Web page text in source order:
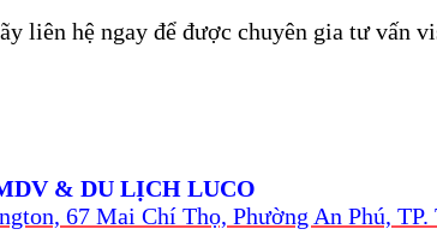
liên hệ ngay để được chuyên gia tư vấn
& DU LỊCH LUCO
67 Mai Chí Thọ, Phường An Phú,